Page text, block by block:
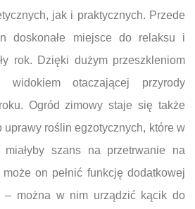
jak i praktycznych. Przede
doskonałe miejsce do relaksu i
rok. Dzięki dużym przeszkleniom
otaczającej przyrody
Ogród zimowy staje się także
uprawy roślin egzotycznych, które w
szans na przetrwanie na
on pełnić funkcję dodatkowej
– można w nim urządzić kącik do